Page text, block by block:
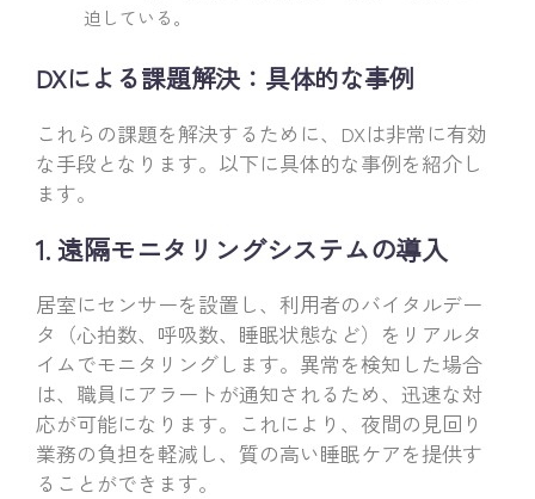
迫している。
DXによる課題解決：具体的な事例
これらの課題を解決するために、DXは非常に有効
な手段となります。以下に具体的な事例を紹介し
ます。
1. 遠隔モニタリングシステムの導入
居室にセンサーを設置し、利用者のバイタルデー
タ（心拍数、呼吸数、睡眠状態など）をリアルタ
イムでモニタリングします。異常を検知した場合
は、職員にアラートが通知されるため、迅速な対
応が可能になります。これにより、夜間の見回り
業務の負担を軽減し、質の高い睡眠ケアを提供す
ることができます。